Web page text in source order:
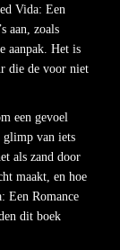
Vida: Een
aan, zoals
aanpak. Het is
die de voor niet
een gevoel
glimp van iets
als zand door
maakt, en hoe
Een Romance
dit boek